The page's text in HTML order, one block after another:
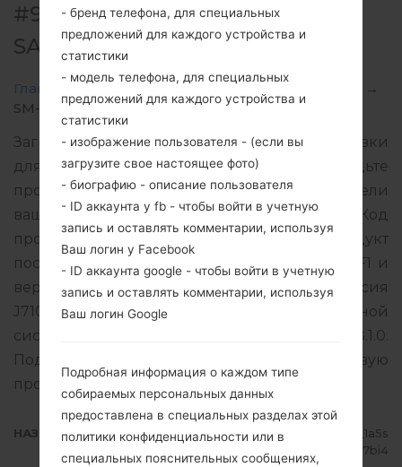
#97804 ДЛЯ SM-J710MN -
SAMSUNGGALAXY J7 2016
Главная → Galaxy J7 2016 SamsungSM-J710MN
→
SM-J710MN_1_20190810075927_1a5s077bi4.zip
Загрузите последнее обновление прошивки
для Samsung Galaxy J7 2016, но не забудьте
проверить, соответствует ли номер модели
вашего смартфона указанному SM-J710MN. Код
прошивки MXO для MEXICO. Продукт
поставляется с версией PDA J710MNVJS4CSF1 и
версия CSC J710MNUUB4CSA2, MODEM версия
J710MNUBS4CSG2. Версия операционной
системы данной прошивки Android Oreo 8.1.0.
Подробная инструкция, как прошить стоковую
прошивку на устройства Samsung
НАЗВАНИЕ ФАЙЛА
SM-J710MN_1_20190810075927_1a5s
077bi4
- бренд телефона, для специальных
предложений для каждого устройства и
статистики
- модель телефона, для специальных
предложений для каждого устройства и
статистики
- изображение пользователя - (если вы
загрузите свое настоящее фото)
- биографию - описание пользователя
- ID аккаунта у fb - чтобы войти в учетную
запись и оставлять комментарии, используя
Ваш логин у Facebook
- ID аккаунта google - чтобы войти в учетную
запись и оставлять комментарии, используя
Ваш логин Google
Подробная информация о каждом типе
собираемых персональных данных
предоставлена в специальных разделах этой
политики конфиденциальности или в
специальных пояснительных сообщениях,